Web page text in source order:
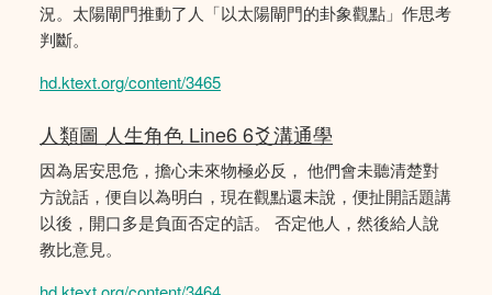
況。太陽閘門推動了人「以太陽閘門的卦象觀點」作思考
判斷。
hd.ktext.org/content/3465
人類圖 人生角色 Line6 6爻溝通學
因為居安思危，擔心未來物極必反， 他們會未聽清楚對
方說話，便自以為明白，現在觀點還未說，便扯開話題講
以後，開口多是負面否定的話。 否定他人，然後給人說
教比意見。